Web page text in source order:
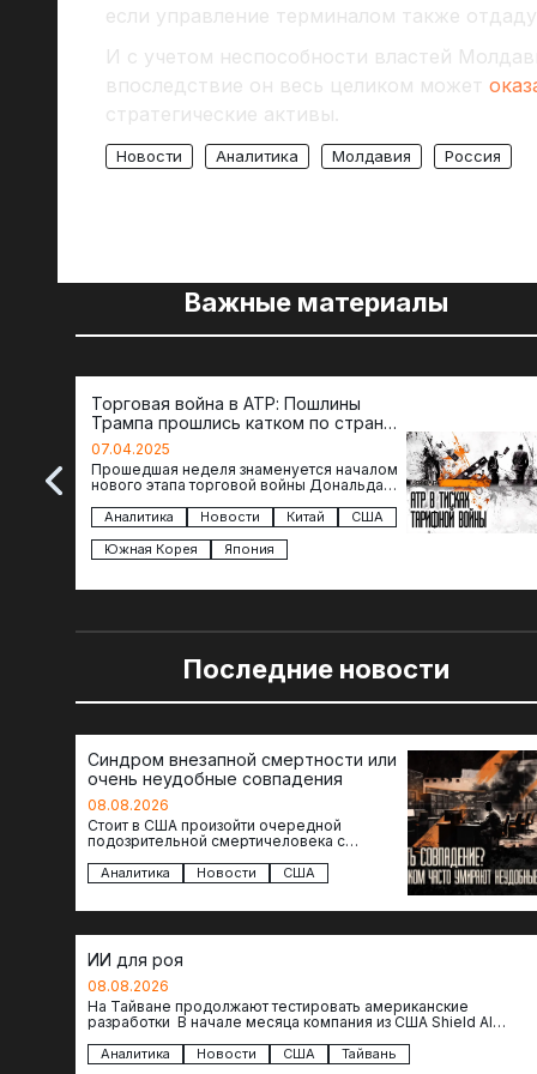
если управление терминалом также
И с учетом неспособности властей
впоследствие он весь целиком может
стратегические активы.
Новости Аналитика Молдавия Россия
Важные материалы
Торговая война в АТР: Пошлины
Трампа прошлись катком по странам
региона
07.04.2025
Прошедшая неделя знаменуется началом
нового этапа торговой войны Дональда
импорта из более 100 стран…
Аналитика Новости Китай
США
Южная Корея
Япония
Последние новости
Синдром внезапной смертности или
очень неудобные совпадения
08.08.2026
Стоит в США произойти очередной
подозрительной смертичеловека с
как официальные версии снова
оказываются удивительно похожими:
Аналитика Новости США
ИИ для роя
08.08.2026
На Тайване продолжают тестировать американские
разработки В начале месяца компания из США Shield AI
Аналитика Новости США Тайвань